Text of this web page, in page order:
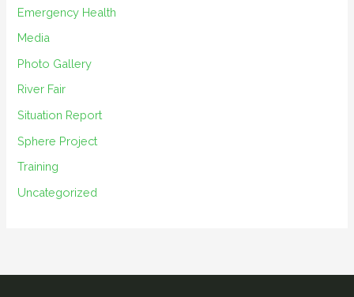
s
Emergency Health
Media
Photo Gallery
River Fair
Situation Report
Sphere Project
Training
Uncategorized